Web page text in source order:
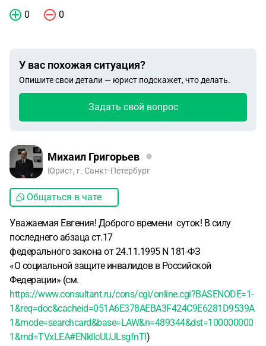
0 0
У вас похожая ситуация?
Опишите свои детали — юрист подскажет, что делать.
Задать свой вопрос
Михаил Григорьев
Юрист, г. Санкт-Петербург
Общаться в чате
Уважаемая Евгения! Доброго времени суток! В силу
последнего абзаца ст.17
федерального закона от 24.11.1995 N 181-ФЗ
«О социальной защите инвалидов в Российской
Федерации» (см.
https://www.consultant.ru/cons/cgi/online.cgi?BASENODE=1-
1&req=doc&cacheid=051A6E378AEBA3F424C9E6281D9539A
1&mode=searchcard&base=LAW&n=489344&dst=100000000
1&rnd=TVxLEA#ENkllcUUJLsgfnTl)